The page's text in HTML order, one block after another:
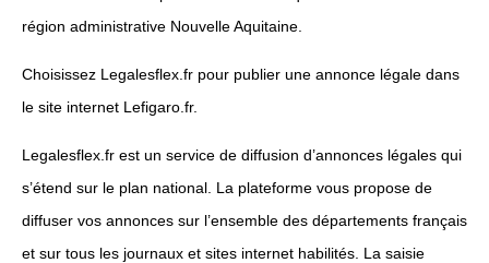
région administrative Nouvelle Aquitaine.
Choisissez Legalesflex.fr pour publier une annonce légale dans
le site internet Lefigaro.fr.
Legalesflex.fr est un service de diffusion d’annonces légales qui
s’étend sur le plan national. La plateforme vous propose de
diffuser vos annonces sur l’ensemble des départements français
et sur tous les journaux et sites internet habilités. La saisie